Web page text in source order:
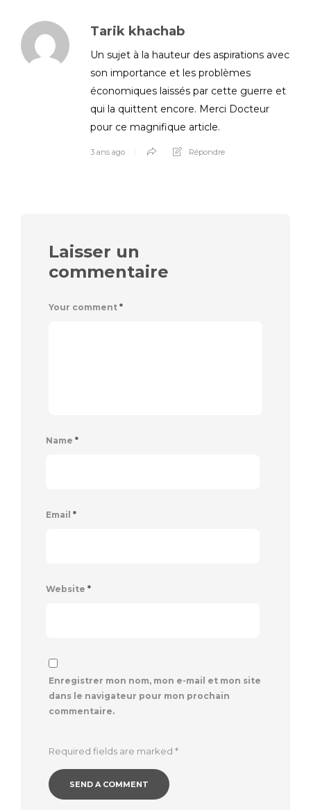
Tarik khachab
Un sujet à la hauteur des aspirations avec
son importance et les problèmes
économiques laissés par cette guerre et
qui la quittent encore. Merci Docteur
pour ce magnifique article.
3 ans ago Répondre
Laisser un
commentaire
Your comment *
Name *
Email *
Website *
Enregistrer mon nom, mon e-mail et mon site
dans le navigateur pour mon prochain
commentaire.
Required fields are marked *